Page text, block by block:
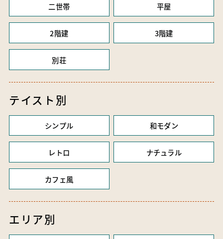
二世帯 平屋
2階建 3階建
別荘
テイスト別
シンプル 和モダン
レトロ ナチュラル
カフェ風
エリア別